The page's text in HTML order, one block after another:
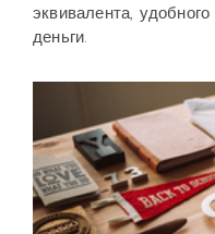
эквивалента,
деньги.